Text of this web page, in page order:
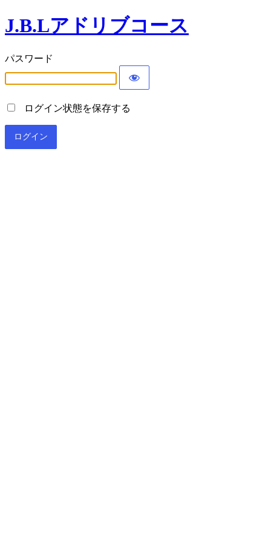
J.B.Lアドリブコース
パスワード
ログイン状態を保存する